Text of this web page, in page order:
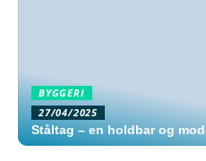
BYGGERI
27/04/2025
Ståltag – en holdbar og